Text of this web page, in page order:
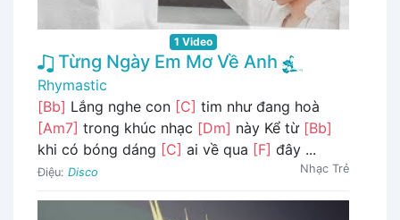
1 Video
Từng Ngày Em Mơ Về Anh
Rhymastic
[Bb] Lắng nghe con [C] tim như đang hoà
[Am7] trong khúc nhạc [Dm] này Kể từ [Bb]
khi có bóng dáng [C] ai về qua [F] đây ...
Điệu: Disco Nhạc Trẻ